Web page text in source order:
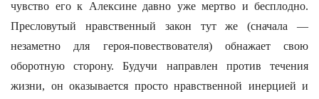
чувство его к Алексине давно уже мертво и бесплодно.
Пресловутый нравственный закон тут же (сначала —
незаметно для героя-повествователя) обнажает свою
оборотную сторону. Будучи направлен против течения
жизни, он оказывается просто нравственной инерцией и